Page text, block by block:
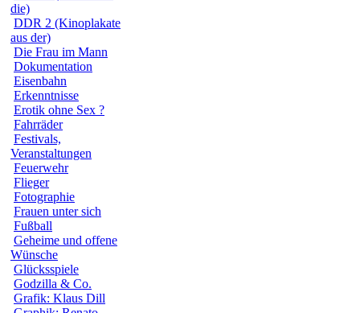
die)
DDR 2 (Kinoplakate
aus der)
Die Frau im Mann
Dokumentation
Eisenbahn
Erkenntnisse
Erotik ohne Sex ?
Fahrräder
Festivals,
Veranstaltungen
Feuerwehr
Flieger
Fotographie
Frauen unter sich
Fußball
Geheime und offene
Wünsche
Glücksspiele
Godzilla & Co.
Grafik: Klaus Dill